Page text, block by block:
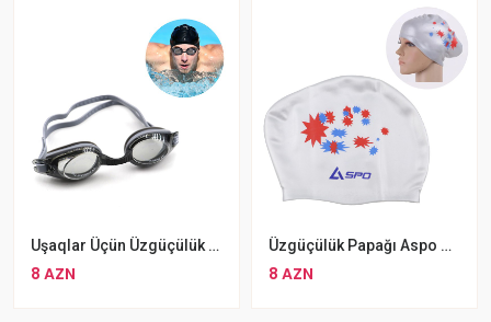
Uşaqlar Üçün Üzgüçülük Üçün Eynək Altis 01 Boz Rengli
8 AZN
Üzgüçülük Papağı Aspo Uzun Saçlar Üçün Üzgüçülük Papağı
8 AZN